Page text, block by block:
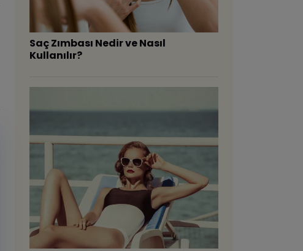
Saç Zımbası Nedir ve Nasıl
Kullanılır?